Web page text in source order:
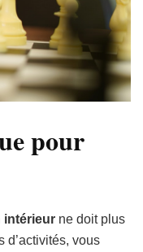
pour
intérieur ne doit plus
d’activités, vous